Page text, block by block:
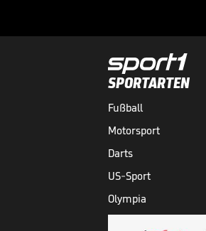
SPORTARTEN
Fußball
Motorsport
Darts
US-Sport
Olympia